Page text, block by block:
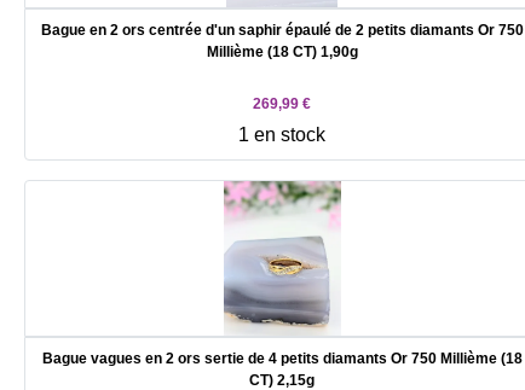
Bague en 2 ors centrée d'un saphir épaulé de 2 petits diamants Or 750
Millième (18 CT) 1,90g
269,99 €
1 en stock
Bague vagues en 2 ors sertie de 4 petits diamants Or 750 Millième (18
CT) 2,15g